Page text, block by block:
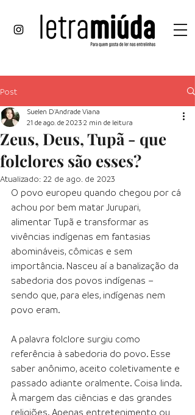
Post
Zeus, Deus, Tupã - que
folclores são esses?
Suelen D'Andrade Viana
21 de ago. de 2023 2 min de leitura
Atualizado: 22 de ago. de 2023
O povo europeu quando chegou por cá
achou por bem matar Jurupari,
alimentar Tupã e transformar as
vivências indígenas em fantasias
abomináveis, cômicas e sem
importância. Nasceu aí a banalização da
sabedoria dos povos indígenas –
sendo que, para eles, indígenas nem
povo eram.
A palavra folclore surgiu como
referência à sabedoria do povo. Esse
saber anônimo, aceito coletivamente e
passado adiante oralmente. Coisa linda.
À margem das ciências e das grandes
religiões. Apenas entretenimento ou